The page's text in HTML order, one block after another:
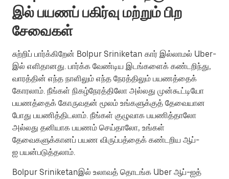
இல் பயணப் பகிர்வு மற்றும் பிற
சேவைகள்
சுற்றிப் பார்க்கிறேன் Bolpur Sriniketan கார் இல்லாமல் Uber-
இல் எளிதானது. பார்க்க வேண்டிய இடங்களைக் கண்டறிந்து,
வாரத்தின் எந்த நாளிலும் எந்த நேரத்திலும் பயணத்தைக்
கோரலாம். நீங்கள் நிகழ்நேரத்திலோ அல்லது முன்கூட்டியோ
பயணத்தைக் கோருவதன் மூலம் உங்களுக்குத் தேவையான
போது பயணித்திடலாம். நீங்கள் குழுவாக பயணித்தாலோ
அல்லது தனியாக பயணம் செய்தாலோ, உங்கள்
தேவைகளுக்கானப் பயண விருப்பத்தைக் கண்டறிய ஆப்-
ஐ பயன்படுத்தலாம்.
Bolpur Sriniketanஇல் உலாவத் தொடங்க Uber ஆப்-ஐத்